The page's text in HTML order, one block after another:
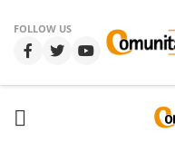
FOLLOW US